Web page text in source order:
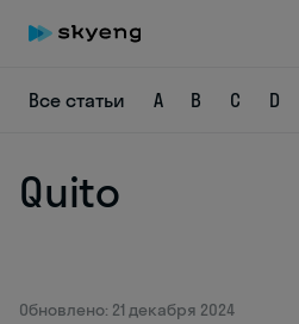
Все статьи A B C D
Quito
Обновлено: 21 декабря 2024